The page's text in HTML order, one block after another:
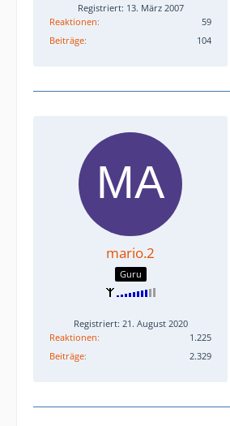
Registriert: 13. März 2007
Reaktionen
59
Beiträge
104
mario.2
Guru
Registriert: 21. August 2020
Reaktionen
1.225
Beiträge
2.329